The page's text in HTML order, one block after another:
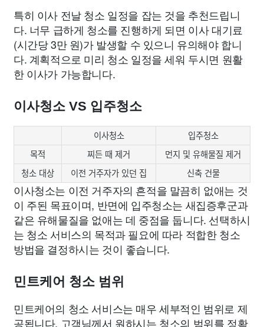
특히 이사 전날 청소 일정을 잡는 것을 추천드립니
다. 너무 급하게 청소를 진행하게 되면 이사 대기료
(시간당 3만 원)가 발생할 수 있으니 유의해야 합니
다. 계획적으로 미리 청소 일정을 세워 두시면 원활
한 이사가 가능합니다.
이사청소 VS 입주청소
이사청소
입주청소
목적
찌든 때 제거
먼지 및 유해물질 제거
청소 대상
이전 거주자가 있던 집 신축 건물
이사청소는 이전 거주자의 흔적을 말끔히 없애는 것
이 주된 목표이며, 반면에 입주청소는 새집증후군과
같은 유해물질을 없애는 데 중점을 둡니다. 선택하시
는 청소 서비스의 목적과 필요에 따라 적합한 청소
방법을 결정하시는 것이 좋습니다.
민트케어 청소 범위
민트케어의 청소 서비스는 매우 세부적인 범위로 제
공됩니다. 고객님께서 원하시는 청소의 범위를 정확